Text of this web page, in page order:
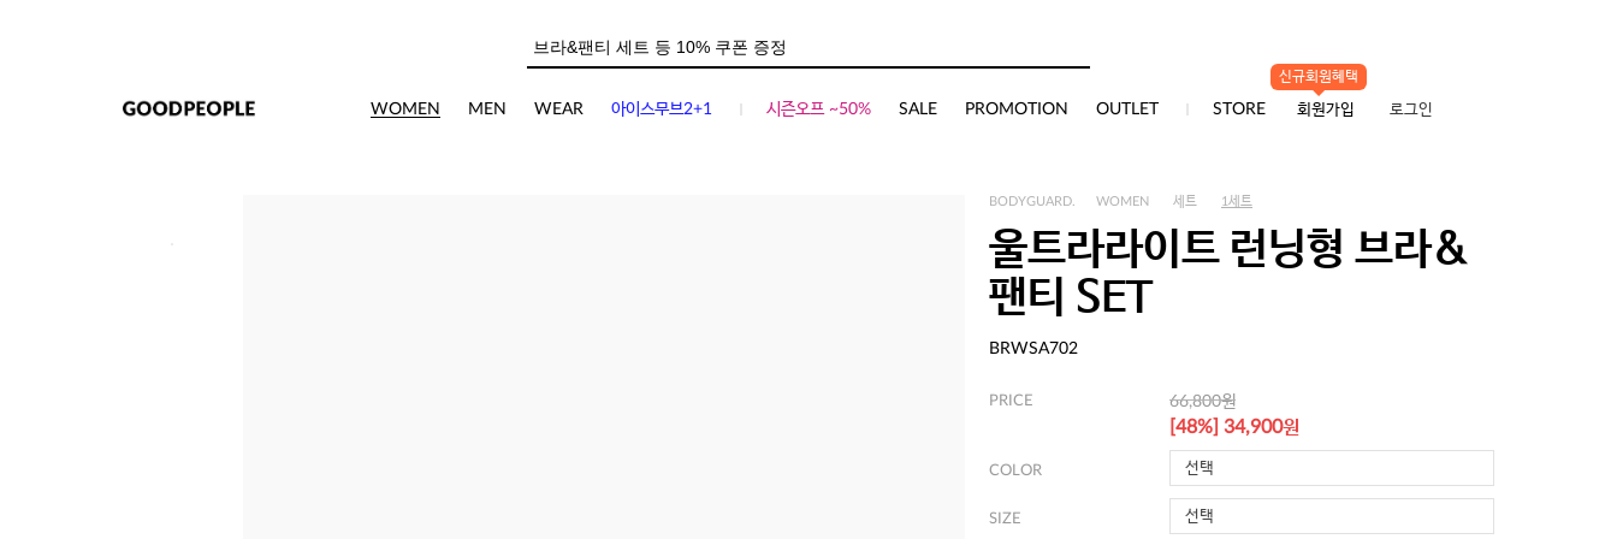
WOMEN MEN WEAR 아이스무브2+1 시즌오프 ~50% SALE PROMOTION OUTLET STORE
신규회원혜택
회원가입 로그인
BODYGUARD. WOMEN 세트 1세트
울트라라이트 런닝형 브라&
팬티 SET
BRWSA702
PRICE 66,800원
[48%] 34,900원
COLOR 선택
SIZE 선택